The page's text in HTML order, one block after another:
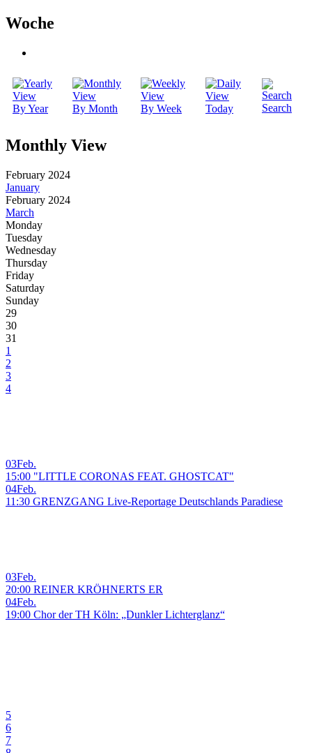
Woche
By Year By Month By Week Today Search
Monthly View
February 2024
January
February 2024
March
Monday
Tuesday
Wednesday
Thursday
Friday
Saturday
Sunday
29
30
31
1
2
3
4
03Feb.
15:00 "LITTLE CORONAS FEAT. GHOSTCAT"
04Feb.
11:30 GRENZGANG Live-Reportage Deutschlands Paradiese
03Feb.
20:00 REINER KRÖHNERTS ER
04Feb.
19:00 Chor der TH Köln: „Dunkler Lichterglanz“
5
6
7